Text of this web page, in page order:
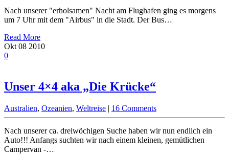
Nach unserer "erholsamen" Nacht am Flughafen ging es morgens
um 7 Uhr mit dem "Airbus" in die Stadt. Der Bus…
Read More
Okt 08 2010
0
Unser 4×4 aka „Die Krücke“
Australien, Ozeanien, Weltreise | 16 Comments
Nach unserer ca. dreiwöchigen Suche haben wir nun endlich ein
Auto!!! Anfangs suchten wir nach einem kleinen, gemütlichen
Campervan -…